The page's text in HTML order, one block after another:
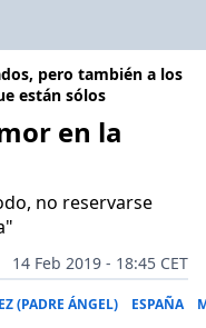
pero también a los
están sólos
en la
no reservarse
14 Feb 2019 - 18:45 CET
(PADRE ÁNGEL) ESPAÑA